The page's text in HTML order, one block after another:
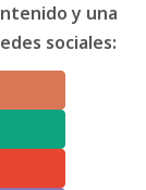
y una
sociales: